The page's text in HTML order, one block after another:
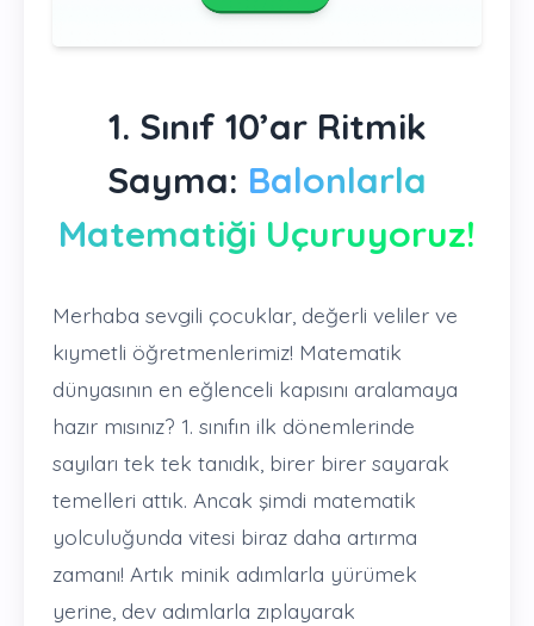
1. Sınıf 10’ar Ritmik
Sayma: Balonlarla
Matematiği Uçuruyoruz!
Merhaba sevgili çocuklar, değerli veliler ve
kıymetli öğretmenlerimiz! Matematik
dünyasının en eğlenceli kapısını aralamaya
hazır mısınız? 1. sınıfın ilk dönemlerinde
sayıları tek tek tanıdık, birer birer sayarak
temelleri attık. Ancak şimdi matematik
yolculuğunda vitesi biraz daha artırma
zamanı! Artık minik adımlarla yürümek
yerine, dev adımlarla zıplayarak